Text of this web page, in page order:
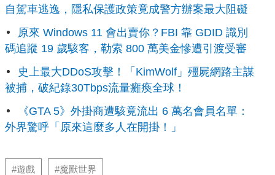
自駕車逃逸，隱私保護政策竟成警方辦案最大阻礙
原來 Windows 11 會出賣你？FBI 靠 GDID 識別
碼追蹤 19 歲駭客，勒索 800 萬美金慘遭引渡受審
史上最大DDoS攻擊！「KimWolf」殭屍網路主謀
被捕，破紀錄30Tbps流量癱瘓全球！
《GTA 5》外掛商遭駭竟流出 6 萬名會員名單：
外界驚呼「原來這麼多人在開掛！」
#遊戲 #魔獸世界